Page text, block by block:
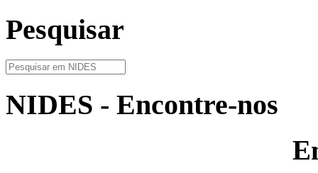
Pesquisar
NIDES - Encontre-nos